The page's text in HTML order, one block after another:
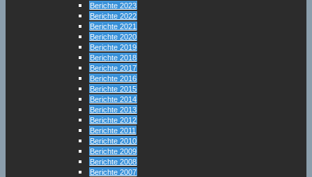
Berichte 2023
Berichte 2022
Berichte 2021
Berichte 2020
Berichte 2019
Berichte 2018
Berichte 2017
Berichte 2016
Berichte 2015
Berichte 2014
Berichte 2013
Berichte 2012
Berichte 2011
Berichte 2010
Berichte 2009
Berichte 2008
Berichte 2007